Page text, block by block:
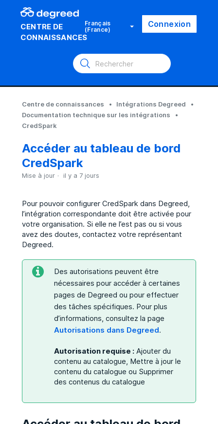
CENTRE DE
CONNAISSANCES
Français
(France) Connexion
Centre de connaissances
Intégrations Degreed
Documentation technique sur les intégrations
CredSpark
Accéder au tableau de bord
CredSpark
Mise à jour il y a 7 jours
Pour pouvoir configurer CredSpark dans Degreed,
l’intégration correspondante doit être activée pour
votre organisation. Si elle ne l’est pas ou si vous
avez des doutes, contactez votre représentant
Degreed.
Des autorisations peuvent être
nécessaires pour accéder à certaines
pages de Degreed ou pour effectuer
des tâches spécifiques. Pour plus
d’informations, consultez la page
Autorisations dans Degreed.
Autorisation requise :Ajouter du
contenu au catalogue, Mettre à jour le
contenu du catalogue ou Supprimer
des contenus du catalogue